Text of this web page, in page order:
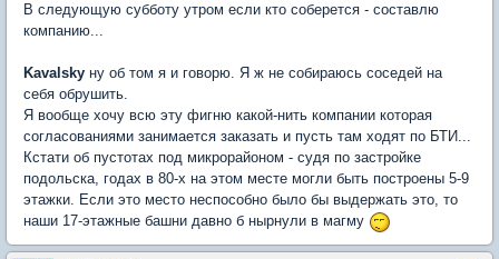
В следующую субботу утром если кто соберется - составлю
компанию...
Kavalsky ну об том я и говорю. Я ж не собираюсь соседей на
себя обрушить.
Я вообще хочу всю эту фигню какой-нить компании которая
согласованиями занимается заказать и пусть там ходят по БТИ...
Кстати об пустотах под микрорайоном - судя по застройке
подольска, годах в 80-х на этом месте могли быть построены 5-9
этажки. Если это место неспособно было бы выдержать это, то
наши 17-этажные башни давно б нырнули в магму